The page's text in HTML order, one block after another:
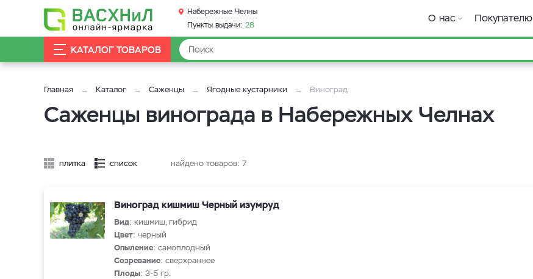
Набережные Челны
Пункты выдачи: 28
О нас Покупателю
КАТАЛОГ ТОВАРОВ
Главная Каталог Саженцы Ягодные кустарники Виноград
Саженцы винограда в Набережных Челнах
плитка список найдено товаров: 7
Виноград кишмиш Черный изумруд
Вид: кишмиш, гибрид
Цвет: черный
Опыление: самоплодный
Созревание: сверхраннее
Плоды: 3-5 гр.